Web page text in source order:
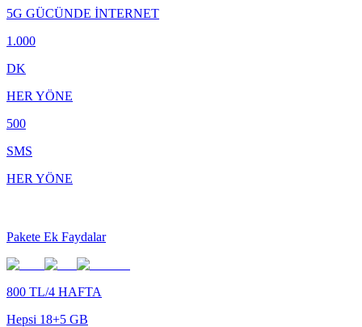
5G GÜCÜNDE İNTERNET
1.000
DK
HER YÖNE
500
SMS
HER YÖNE
Pakete Ek Faydalar
800 TL/4 HAFTA
Hepsi 18+5 GB